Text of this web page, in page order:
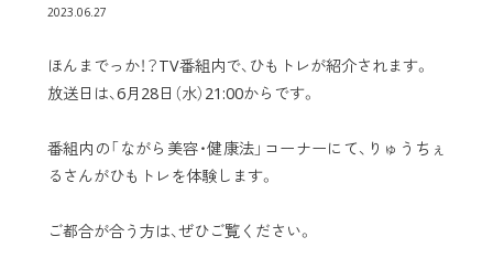
2023.06.27
ほんまでっか！？TV番組内で、ひもトレが紹介されます。
放送日は、6月28日（水）21:00からです。
番組内の「ながら美容・健康法」コーナーにて、りゅうちぇ
るさんがひもトレを体験します。
ご都合が合う方は、ぜひご覧ください。